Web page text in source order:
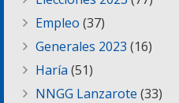
Empleo (37)
Generales 2023 (16)
Haría (51)
NNGG Lanzarote (33)